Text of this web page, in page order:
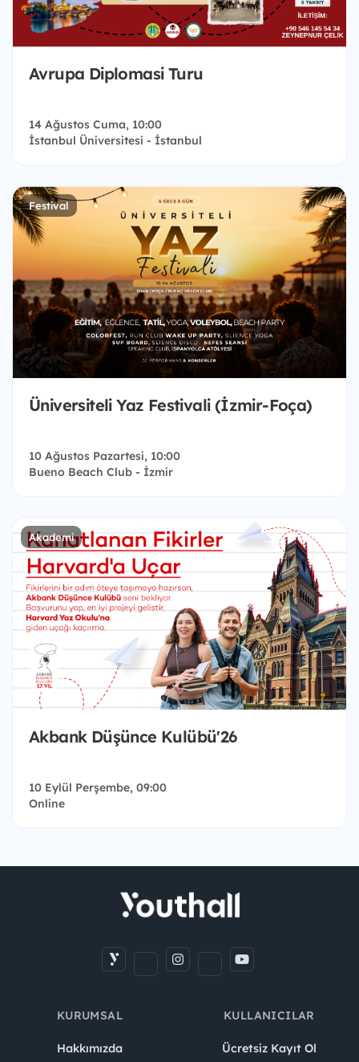
Avrupa Diplomasi Turu
14 Ağustos Cuma, 10:00
İstanbul Üniversitesi - İstanbul
Festival
Üniversiteli Yaz Festivali (İzmir-Foça)
10 Ağustos Pazartesi, 10:00
Bueno Beach Club - İzmir
Akademi
Akbank Düşünce Kulübü'26
10 Eylül Perşembe, 09:00
Online
KURUMSAL
Hakkımızda
KULLANICILAR
Ücretsiz Kayıt Ol